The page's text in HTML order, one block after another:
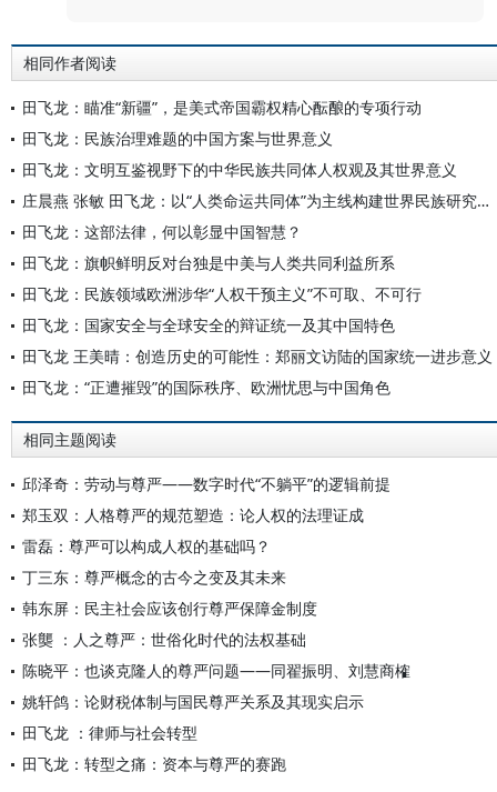
相同作者阅读
田飞龙：瞄准“新疆”，是美式帝国霸权精心酝酿的专项行动
田飞龙：民族治理难题的中国方案与世界意义
田飞龙：文明互鉴视野下的中华民族共同体人权观及其世界意义
庄晨燕 张敏 田飞龙：以“人类命运共同体”为主线构建世界民族研究自主知识体系
田飞龙：这部法律，何以彰显中国智慧？
田飞龙：旗帜鲜明反对台独是中美与人类共同利益所系
田飞龙：民族领域欧洲涉华“人权干预主义”不可取、不可行
田飞龙：国家安全与全球安全的辩证统一及其中国特色
田飞龙 王美晴：创造历史的可能性：郑丽文访陆的国家统一进步意义
田飞龙：“正遭摧毁”的国际秩序、欧洲忧思与中国角色
相同主题阅读
邱泽奇：劳动与尊严——数字时代“不躺平”的逻辑前提
郑玉双：人格尊严的规范塑造：论人权的法理证成
雷磊：尊严可以构成人权的基础吗？
丁三东：尊严概念的古今之变及其未来
韩东屏：民主社会应该创行尊严保障金制度
张龑 ：人之尊严：世俗化时代的法权基础
陈晓平：也谈克隆人的尊严问题——同翟振明、刘慧商榷
姚轩鸽：论财税体制与国民尊严关系及其现实启示
田飞龙 ：律师与社会转型
田飞龙：转型之痛：资本与尊严的赛跑